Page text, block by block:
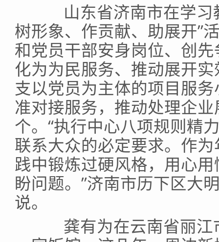
山东省济南市在学习
树形象、作贡献、助展开”
和党员干部安身岗位、创
化为为民服务、推动展开
支以党员为主体的项目服
准对接服务，推动处理企
个。“执行中心八项规则精
联系大众的必定要求。作
践中锻炼过硬风格，用心
盼问题。”济南市历下区大
说。
龚有为在云南省丽江